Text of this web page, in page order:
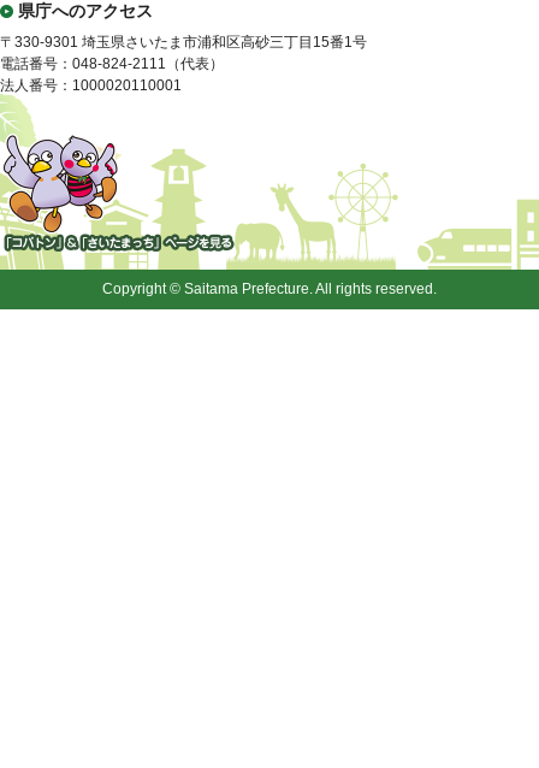
県庁へのアクセス
〒330-9301 埼玉県さいたま市浦和区高砂三丁目15番1号
電話番号：048-824-2111（代表）
法人番号：1000020110001
「コバトン」&「さいたまっ
Copyright © Saitama Prefecture. All rights reserved.